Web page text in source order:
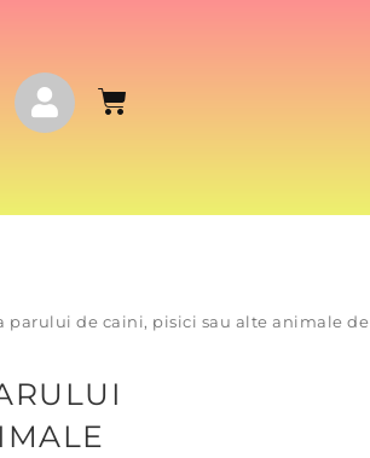
parului de caini, pisici sau alte animale